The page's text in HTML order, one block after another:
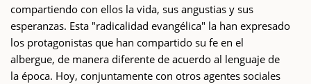
compartiendo con ellos la vida, sus angustias y sus
esperanzas. Esta "radicalidad evangélica" la han expresado
los protagonistas que han compartido su fe en el
albergue, de manera diferente de acuerdo al lenguaje de
la época. Hoy, conjuntamente con otros agentes sociales